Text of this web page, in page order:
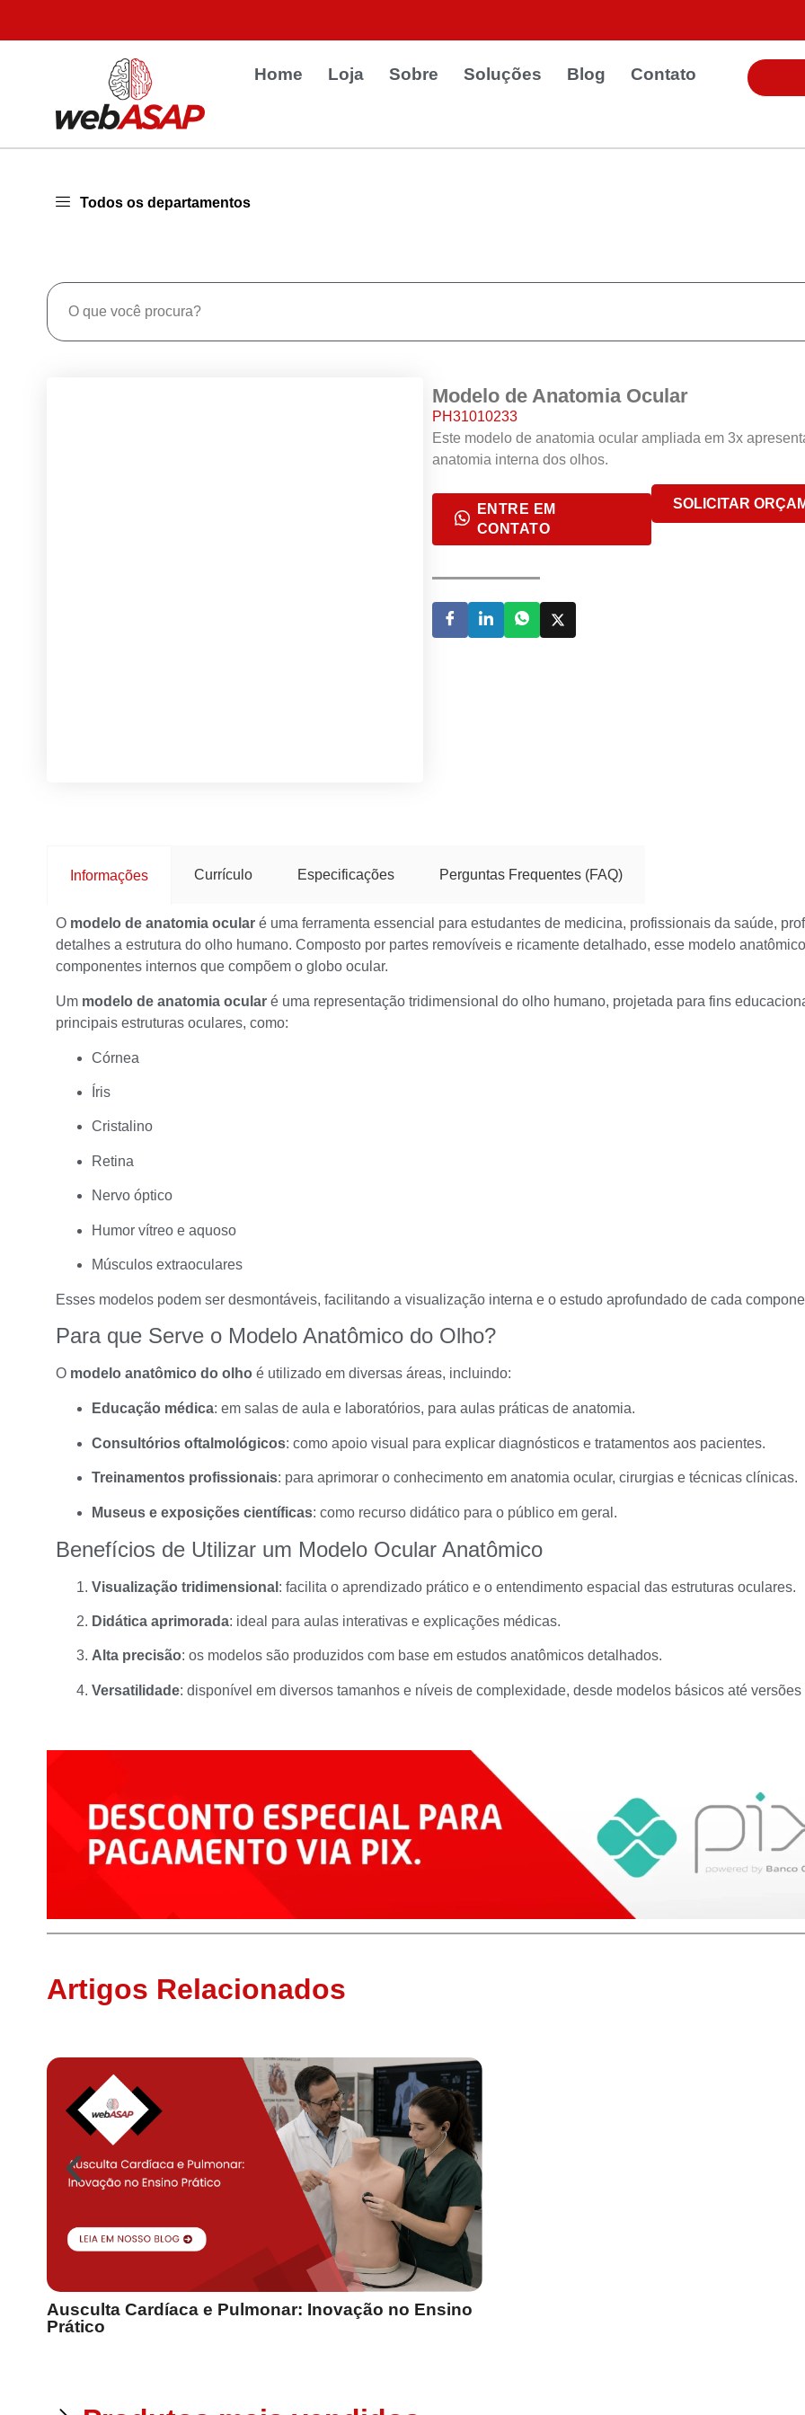
Home Loja Sobre Soluções Blog Contato
Todos os departamentos
Modelo de Anatomia Ocular
PH31010233
Este modelo de anatomia ocular ampliada em 3x
anatomia interna dos olhos.
ENTRE EM
CONTATO
SOLICITAR
Informações Currículo Especificações Perguntas Frequentes (FAQ)
O modelo de anatomia ocular é uma ferramenta essencial para estudantes de medicina, profissionais da saúde,
detalhes a estrutura do olho humano. Composto por partes removíveis e ricamente detalhado, esse modelo
componentes internos que compõem o globo ocular.
Um modelo de anatomia ocular é uma representação tridimensional do olho humano, projetada para fins
principais estruturas oculares, como:
Córnea
Íris
Cristalino
Retina
Nervo óptico
Humor vítreo e aquoso
Músculos extraoculares
Esses modelos podem ser desmontáveis, facilitando a visualização interna e o estudo aprofundado de cada
Para que Serve o Modelo Anatômico do Olho?
O modelo anatômico do olho é utilizado em diversas áreas, incluindo:
Educação médica: em salas de aula e laboratórios, para aulas práticas de anatomia.
Consultórios oftalmológicos: como apoio visual para explicar diagnósticos e tratamentos aos pacientes.
Treinamentos profissionais: para aprimorar o conhecimento em anatomia ocular, cirurgias e técnicas clínicas.
Museus e exposições científicas: como recurso didático para o público em geral.
Benefícios de Utilizar um Modelo Ocular Anatômico
Visualização tridimensional : facilita o aprendizado prático e o entendimento espacial das estruturas oculares.
Didática aprimorada: ideal para aulas interativas e explicações médicas.
Alta precisão: os modelos são produzidos com base em estudos anatômicos detalhados.
Versatilidade: disponível em diversos tamanhos e níveis de complexidade, desde modelos básicos até
Artigos Relacionados
Ausculta Cardíaca e Pulmonar: Inovação no Ensino
Prático